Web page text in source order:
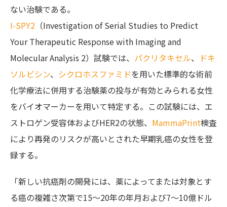
ない治験である。
I-SPY2 （Investigation of Serial Studies to Predict
Your Therapeutic Response with Imaging and
Molecular Analysis 2）試験では、 パクリタキセル、 ドキ
ソルビシン、 シクロホスファミドを用いた標準的な術前
化学療法に併用する治験薬の投与が有効とみられる女性
をバイオマーカーを用いて特定する。この試験には、エ
ストロゲン受容体およびHER2の状態、 MammaPrint検査
により再発のリスクが高いとされた早期乳癌の女性を登
録する。
「新しい抗癌剤の開発には、薬によってまたは対象とす
る癌の複雑さ次第で15〜20年の年月および7〜10億ドル